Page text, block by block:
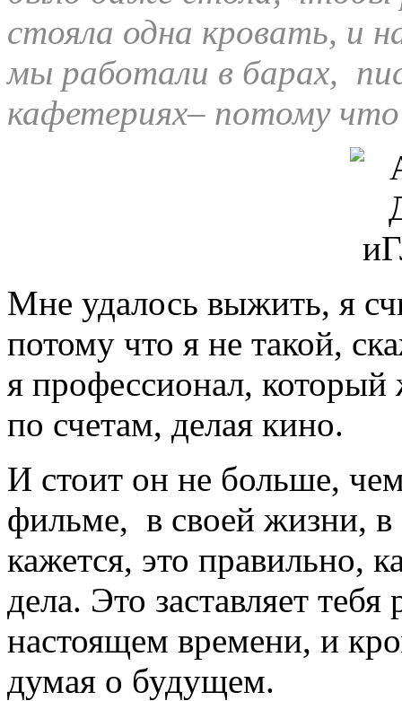
стояла одна кровать, и
мы работали в барах,
кафетериях– потому
Мне удалось выжить, я
потому что я не такой,
я профессионал,
по счетам, делая кино.
И стоит он не больше,
фильме, в своей жизни,
кажется, это правильно,
дела. Это заставляет
настоящем времени, и
думая о будущем.